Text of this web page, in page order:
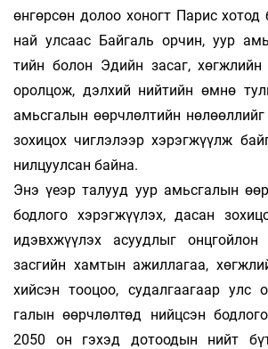
өнгөрсөн до­лоо хоногт Парис
най ул­саас Байгаль орчин, уур
тийн болон Эдийн засаг,
оролцож, дэлхий нийтийн өмнө
амьсгалын өөрч­лөлтийн нө­лөөл­лийг
зохицох чиг­лэ­лээр хэрэг­жүүлж
нил­цуул­сан байна.
Энэ үеэр талууд уур амьсгалын
бодлого хэрэгжүүлэх, да­сан
идэвхжүүлэх асууд­лыг
засгийн хам­тын ажил­­лагаа,
хий­сэн тооцоо, судалгаагаар улс
галын өөрчлөлтөд нийцсэн
2050 он гэхэд дотоодын нийт